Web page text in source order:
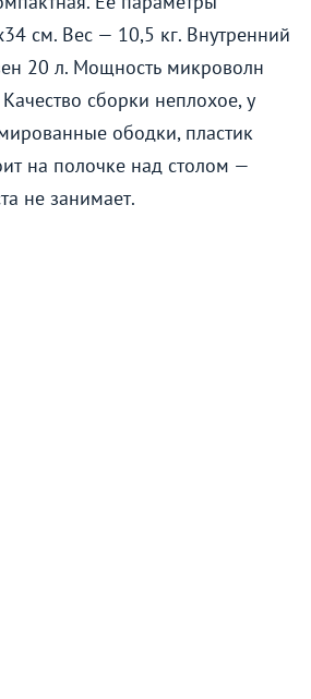
см. Вес — 10,5 кг. Внутренний
20 л. Мощность микроволн
сборки неплохое, у
ободки, пластик
на полочке над столом —
не занимает.